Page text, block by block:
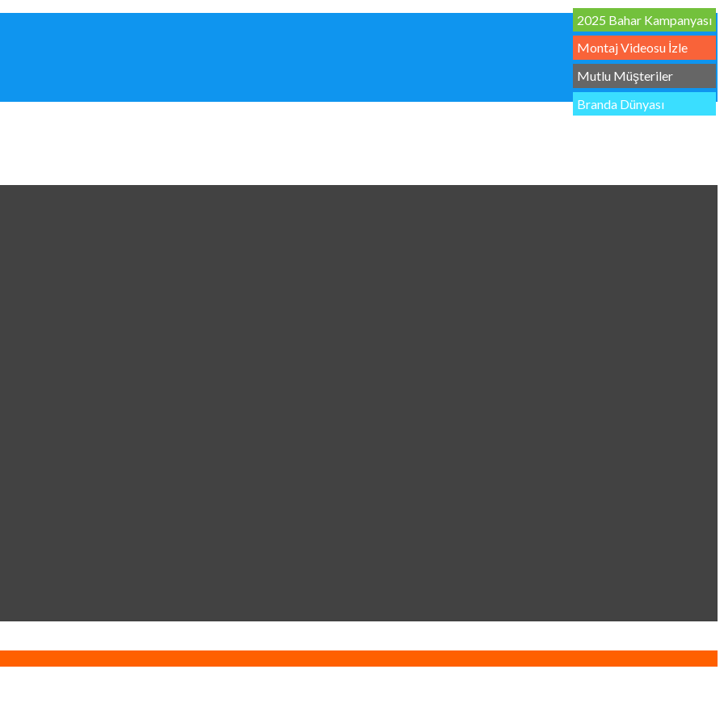
2025 Bahar Kampanyası
Montaj Videosu İzle
Mutlu Müşteriler
Branda Dünyası